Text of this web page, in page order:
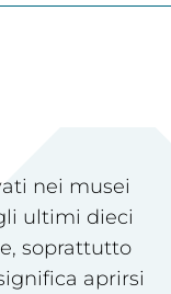
nei musei
ultimi dieci
soprattutto
aprirsi